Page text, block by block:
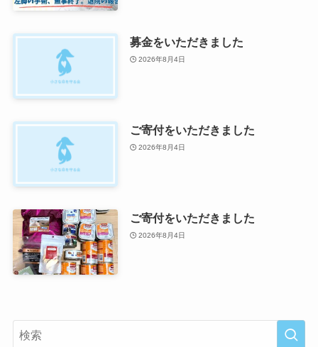
募金をいただきました
2026年8月4日
ご寄付をいただきました
2026年8月4日
ご寄付をいただきました
2026年8月4日